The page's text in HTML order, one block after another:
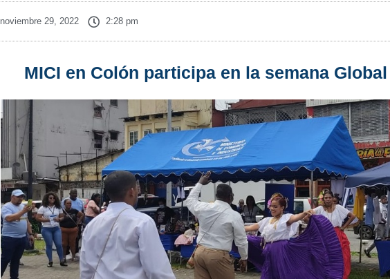
noviembre 29, 2022 2:28 pm
MICI en Colón participa en la semana